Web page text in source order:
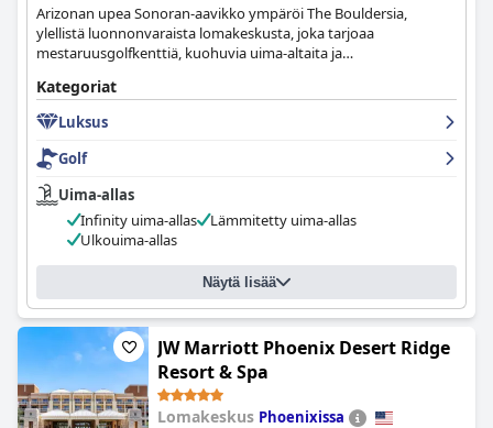
Arizonan upea Sonoran-aavikko ympäröi The Bouldersia,
ylellistä luonnonvaraista lomakeskusta, joka tarjoaa
mestaruusgolfkenttiä, kuohuvia uima-altaita ja
Kategoriat
Luksus
Golf
Uima-allas
Infinity uima-allas
Lämmitetty uima-allas
Ulkouima-allas
Näytä lisää
JW Marriott Phoenix Desert Ridge
Resort & Spa
Lomakeskus Phoenixissa